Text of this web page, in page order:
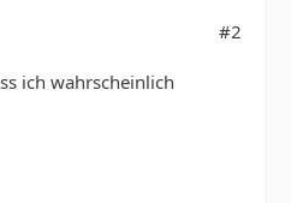
#2
ich wahrscheinlich